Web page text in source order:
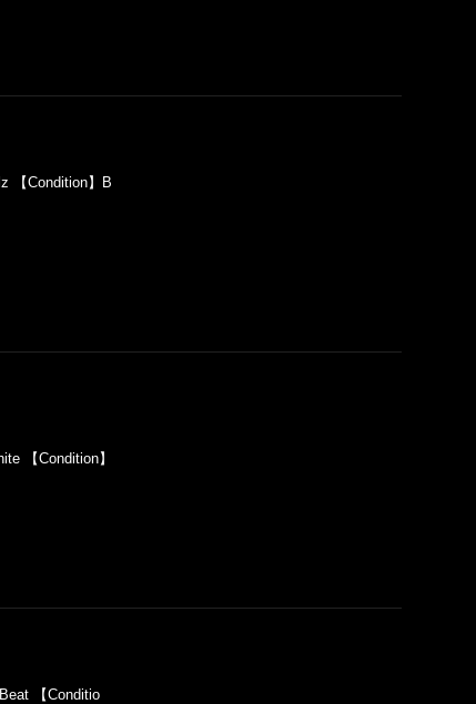
【Condition】B
【Condition】
【Conditio